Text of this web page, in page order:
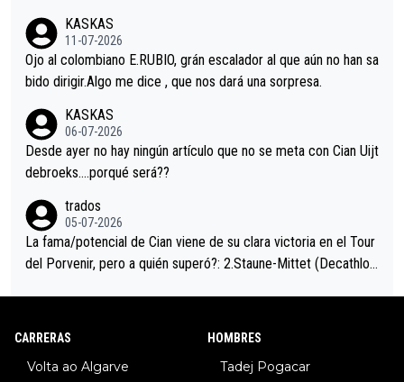
i sin pedalear, luego está el saludo con Evenepoel dándose la
mano de una manera muy fraternal, más allá de los típicos toqu
es en el hombro con que saludaba a Vingegard. Ahí hubo una in
eta, a ver si por querer poner a Del Toro con calzador en posi
ción de podio UAE y Pojacar se van complicar el tour.
KASKAS
11-07-2026
Ojo al colombiano E.RUBIO, grán escalador al que aún no han sa
bido dirigir.Algo me dice , que nos dará una sorpresa.
KASKAS
06-07-2026
Desde ayer no hay ningún artículo que no se meta con Cian Uijt
debroeks….porqué será??
trados
05-07-2026
La fama/potencial de Cian viene de su clara victoria en el Tour
del Porvenir, pero a quién superó?: 2.Staune-Mittet (Decathlon,
CARRERAS
Volta ao Algarve
HOMBRES
Tadej Pogacar